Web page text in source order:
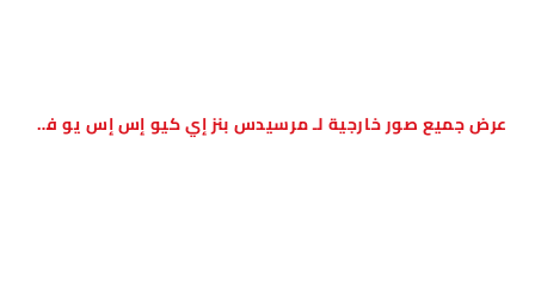
صور خارجية لـ مرسيدس بنز إي كيو إس إس يو في